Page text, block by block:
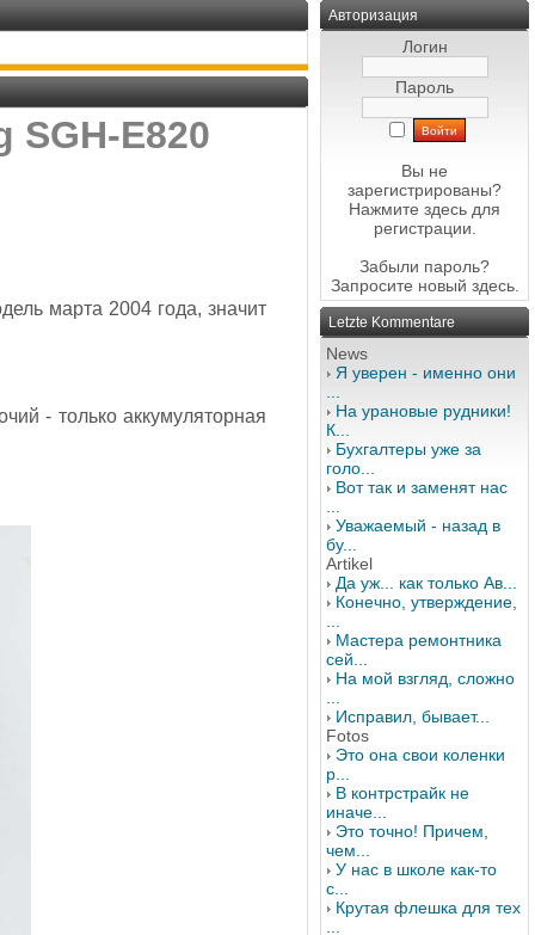
E820
марта 2004 года, значит
- только аккумуляторная
Авторизация
Логин
Пароль
Вы не
зарегистрированы?
Нажмите здесь для
регистрации.
Забыли пароль?
Запросите новый здесь.
Letzte Kommentare
News
Я уверен - именно они
На урановые рудники!
К...
Бухгалтеры уже за
голо...
Вот так и заменят нас
Уважаемый - назад в
бу...
Artikel
Да уж... как только Ав...
Конечно, утверждение,
Мастера ремонтника
сей...
На мой взгляд, сложно
Исправил, бывает...
Fotos
Это она свои коленки
р...
В контрстрайк не
иначе...
Это точно! Причем,
чем...
У нас в школе как-то
с...
Крутая флешка для тех